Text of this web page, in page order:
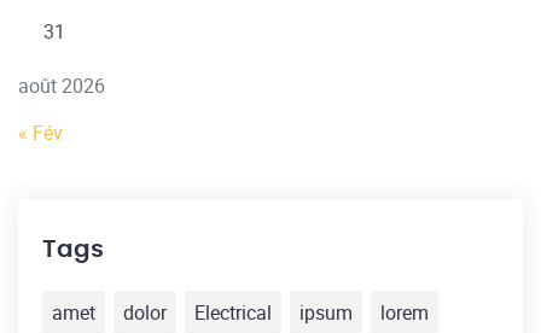
août 2026
31
« Fév
Tags
amet dolor Electrical ipsum
lorem